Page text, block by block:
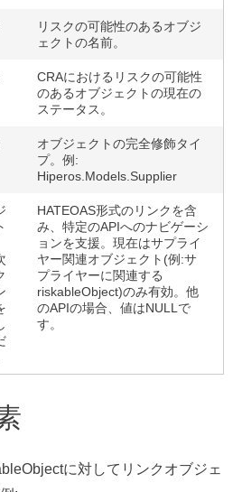
リスクの可能性のあるオブジ
ェクトの名前。
CRAにおけるリスクの可能性
のあるオブジェクトの現在の
ステータス。
オブジェクトの完全修飾タイ
プ。例:
Hiperos.Models.Supplier
HATEOAS形式のリンクを含
み、特定のAPIへのナビゲーシ
ョンを支援。現在はサプライ
ヤー関連オブジェクト(例:サ
プライヤーに関連する
riskableObject)のみ有効。他
のAPIの場合、値はNULLで
す。
に対してリンクオブジェ